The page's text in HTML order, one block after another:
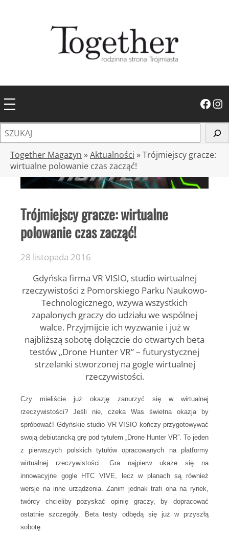
Facebook Instagram
z
Together Magazyn »Aktualności »Trójmiejscy gracze:
wirtualne polowanie czas zacząć!
Trójmiejscy gracze: wirtualne
polowanie czas zacząć!
28 listopada 2016
Gdyńska firma VR VISIO, studio wirtualnej
rzeczywistości z Pomorskiego Parku Naukowo-
Technologicznego, wzywa wszystkich
zapalonych graczy do udziału we wspólnej
walce. Przyjmijcie ich wyzwanie i już w
najbliższą sobotę dołączcie do otwartych beta
testów „Drone Hunter VR” – futurystycznej
strzelanki stworzonej na gogle wirtualnej
rzeczywistości.
Czy mieliście już okazję zanurzyć się w wirtualnej
rzeczywistości? Jeśli nie, czeka Was świetna okazja by
spróbować! Gdyńskie studio VR VISIO kończy przygotowywać
swoją debiutancką grę pod tytułem „Drone Hunter VR”. To jeden
z pierwszych polskich tytułów opracowanych na platformy
wirtualnej rzeczywistości. Gra najpierw ukaże się na
innowacyjne gogle HTC VIVE, lecz w planach są również
wersje na inne urządzenia. Zanim jednak trafi ona na rynek,
twórcy chcieliby pozyskać opinię graczy, by dopracować
ostatnie szczegóły. Beta testy odbędą się już w przyszłą
sobotę.